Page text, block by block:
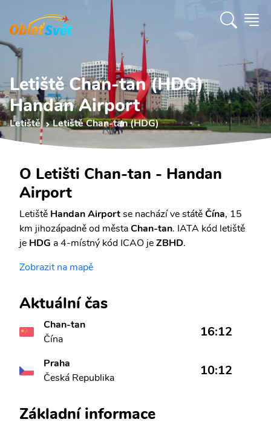
Letiště Chan-tan (HDG)
Handan Airport
Letiště Letiště Chan-tan (HDG)
O Letišti Chan-tan - Handan
Airport
Letiště Handan Airportse nachází ve státěČína, 15
km jihozápadně od městaChan-tan. IATA kód letiště
je HDG a 4-místný kód ICAO jeZBHD.
Zobrazit na mapě
Aktuální čas
Chan-tan
Čína
16:12
Praha
Česká Republika
10:12
Základní informace